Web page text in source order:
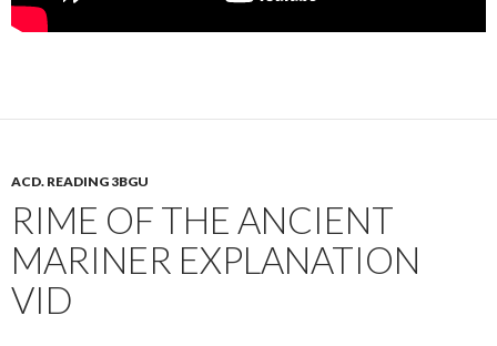
ACD. READING 3BGU
RIME OF THE ANCIENT
MARINER EXPLANATION
VID